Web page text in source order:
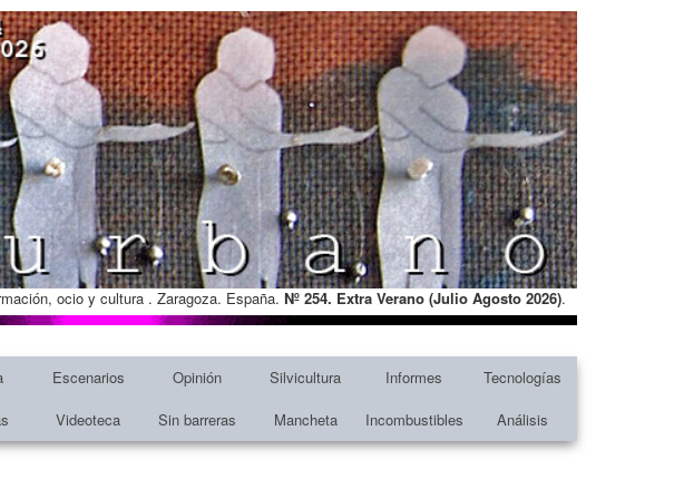
ocio y cultura . Zaragoza. España. Nº 254. Extra Verano (Julio Agosto 2026).
Escenarios Opinión Silvicultura Informes
Tecnologías
Videoteca Sin barreras Mancheta Incombustibles Análisis